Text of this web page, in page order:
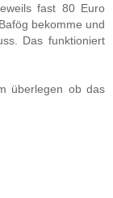
fast 80 Euro
bekomme und
Das funktioniert
überlegen ob das